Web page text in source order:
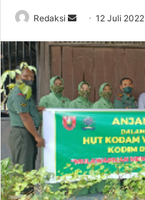
Redaksi
Send12 Juli 2022